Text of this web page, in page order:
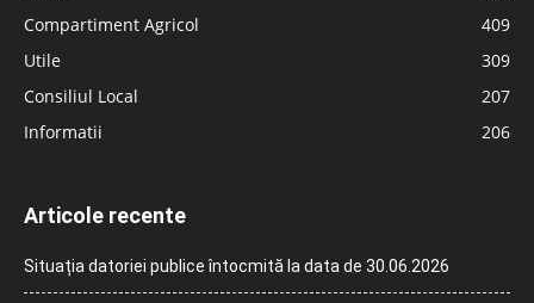
Compartiment Agricol
409
Utile
309
Consiliul Local
207
Informatii
206
Articole recente
Situația datoriei publice întocmită la data de 30.06.2026